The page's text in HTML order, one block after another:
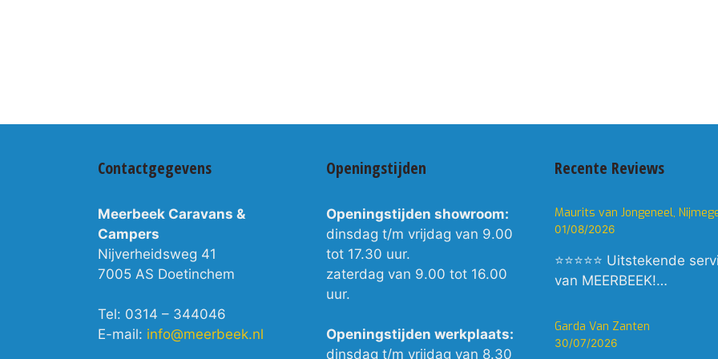
Contactgegevens
Meerbeek Caravans &
Campers
Nijverheidsweg 41
7005 AS Doetinchem
Tel: 0314 – 344046
E-mail: info@meerbeek.nl
Openingstijden
Openingstijden showroom:
dinsdag t/m vrijdag van 9.00
tot 17.30 uur.
zaterdag van 9.00 tot 16.00
uur.
Openingstijden werkplaats:
dinsdag t/m vrijdag van 8.30
Recente Reviews
Maurits van Jongeneel,
01/08/2026
⭐⭐⭐⭐⭐ Uitstekende
van MEERBEEK!…
Garda Van Zanten
30/07/2026